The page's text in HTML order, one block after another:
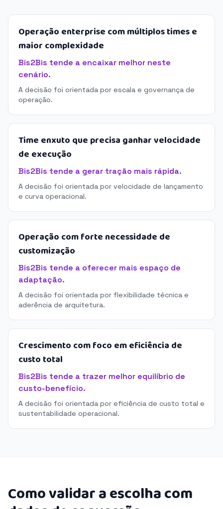
Operação enterprise com múltiplos times e
maior complexidade
Bis2Bis tende a encaixar melhor neste
cenário.
A decisão foi orientada por escala e governança de
operação.
Time enxuto que precisa ganhar velocidade
de execução
Bis2Bis tende a gerar tração mais rápida.
A decisão foi orientada por velocidade de lançamento
e curva operacional.
Operação com forte necessidade de
customização
Bis2Bis tende a oferecer mais espaço de
adaptação.
A decisão foi orientada por flexibilidade técnica e
aderência de arquitetura.
Crescimento com foco em eficiência de
custo total
Bis2Bis tende a trazer melhor equilíbrio de
custo-benefício.
A decisão foi orientada por eficiência de custo total e
sustentabilidade operacional.
Como validar a escolha com